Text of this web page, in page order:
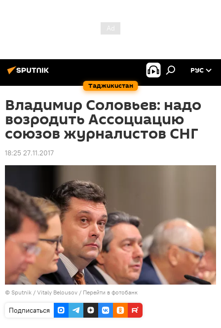
Таджикистан
РУС
Владимир Соловьeв: надо
возродить Ассоциацию
союзов журналистов СНГ
18:25 27.11.2017
© Sputnik / Vitaly Belousov / Перейти в фотобанк
Подписаться